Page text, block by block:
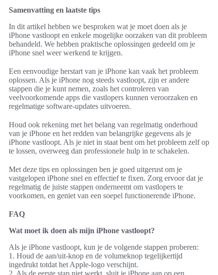
iPhone snel weer werkend te krijgen.
Een eenvoudige herstart van je iPhone kan vaak het probleem
oplossen. Als je iPhone nog steeds vastloopt, zijn er andere
stappen die je kunt nemen, zoals het controleren van
veelvoorkomende apps die vastlopers kunnen veroorzaken en
Houd ook rekening met het belang van regelmatig onderhoud
van je iPhone en het redden van belangrijke gegevens als je
iPhone vastloopt. Als je niet in staat bent om het probleem zelf op
te lossen, overweeg dan professionele hulp in te schakelen.
Met deze tips en oplossingen ben je goed uitgerust om je
vastgelopen iPhone snel en effectief te fixen. Zorg ervoor dat je
regelmatig de juiste stappen onderneemt om vastlopers te
voorkomen, en geniet van een soepel functionerende iPhone.
FAQ
Wat moet ik doen als mijn iPhone vastloopt?
1. Houd de aan/uit-knop en de volumeknop tegelijkertijd
2. Als de eerste stap niet werkt, sluit je iPhone aan op een
3. Als de problemen aanhouden, kun je contact opnemen met
Apple Support voor verdere assistentie.